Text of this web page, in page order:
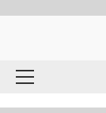
Menu
główne